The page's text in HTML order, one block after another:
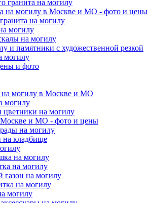
гранита на могилу
на могилу в Москве и МО - фото и цены
на могилу
могилу
на могилу
и памятники с художественной резкой
могилу
и фото
на могилу в Москве и МО
могилу
на могилу
и МО - фото и цены
на могилу
кладбище
на могилу
на могилу
газон на могилу
на могилу
могилу